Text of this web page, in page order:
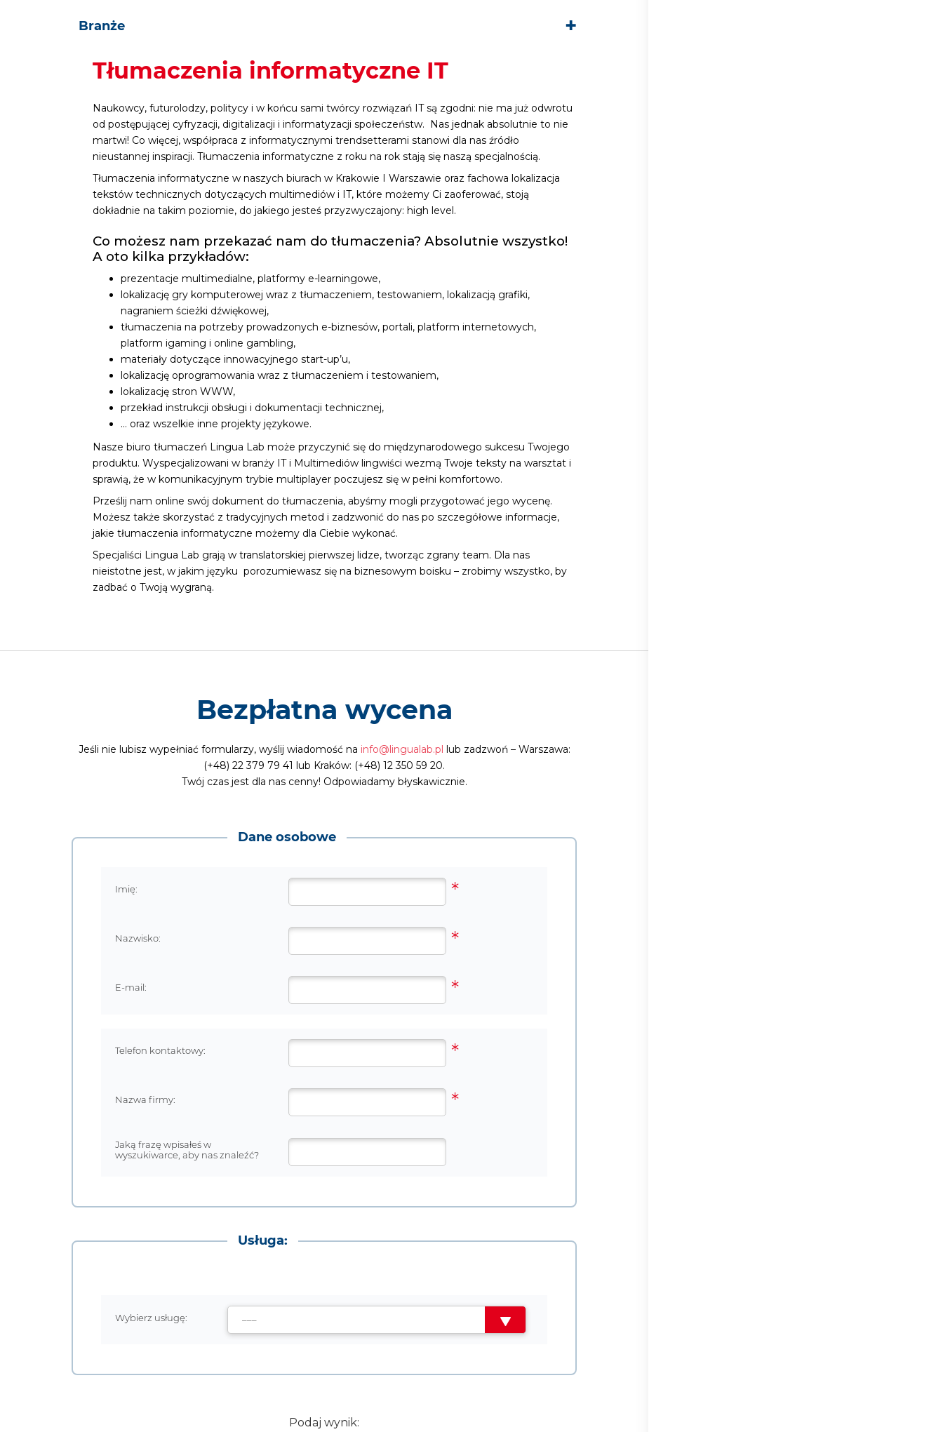
Branże
Tłumaczenia informatyczne IT
Naukowcy, futurolodzy, politycy i w końcu sami twórcy rozwiązań IT są zgodni: nie ma już odwrotu
od postępującej cyfryzacji, digitalizacji i informatyzacji społeczeństw. Nas jednak absolutnie to nie
martwi! Co więcej, współpraca z informatycznymi trendsetterami stanowi dla nas źródło
nieustannej inspiracji. Tłumaczenia informatyczne z roku na rok stają się naszą specjalnością.
Tłumaczenia informatyczne w naszych biurach w Krakowie I Warszawie oraz fachowa lokalizacja
tekstów technicznych dotyczących multimediów i IT, które możemy Ci zaoferować, stoją
dokładnie na takim poziomie, do jakiego jesteś przyzwyczajony: high level.
Co możesz nam przekazać nam do tłumaczenia? Absolutnie wszystko!
A oto kilka przykładów:
prezentacje multimedialne, platformy e-learningowe,
lokalizację gry komputerowej wraz z tłumaczeniem, testowaniem, lokalizacją grafiki,
nagraniem ścieżki dźwiękowej,
tłumaczenia na potrzeby prowadzonych e-biznesów, portali, platform internetowych,
platform igaming i online gambling,
materiały dotyczące innowacyjnego start-up’u,
lokalizację oprogramowania wraz z tłumaczeniem i testowaniem,
lokalizację stron WWW,
przekład instrukcji obsługi i dokumentacji technicznej,
… oraz wszelkie inne projekty językowe.
Nasze biuro tłumaczeń Lingua Lab może przyczynić się do międzynarodowego sukcesu Twojego
produktu. Wyspecjalizowani w branży IT i Multimediów lingwiści wezmą Twoje teksty na warsztat i
sprawią, że w komunikacyjnym trybie multiplayer poczujesz się w pełni komfortowo.
Prześlij nam online swój dokument do tłumaczenia, abyśmy mogli przygotować jego wycenę.
Możesz także skorzystać z tradycyjnych metod i zadzwonić do nas po szczegółowe informacje,
jakie tłumaczenia informatyczne możemy dla Ciebie wykonać.
Specjaliści Lingua Lab grają w translatorskiej pierwszej lidze, tworząc zgrany team. Dla nas
nieistotne jest, w jakim języku porozumiewasz się na biznesowym boisku – zrobimy wszystko, by
zadbać o Twoją wygraną.
Bezpłatna wycena
Jeśli nie lubisz wypełniać formularzy, wyślij wiadomość na info@lingualab.pl lub zadzwoń – Warszawa:
(+48) 22 379 79 41 lub Kraków: (+48) 12 350 59 20.
Twój czas jest dla nas cenny! Odpowiadamy błyskawicznie.
Dane osobowe
Imię:
Nazwisko:
E-mail:
Telefon kontaktowy:
Nazwa firmy:
Jaką frazę wpisałeś w
wyszukiwarce, aby nas znaleźć?
Usługa:
Wybierz usługę:
Podaj wynik: